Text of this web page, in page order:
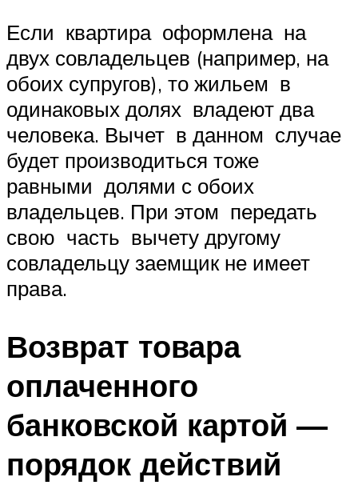
Если квартира оформлена на
двух совладельцев (например, на
обоих супругов), то жильем в
одинаковых долях владеют два
человека. Вычет в данном случае
будет производиться тоже
равными долями с обоих
владельцев. При этом передать
свою часть вычету другому
совладельцу заемщик не имеет
права.
Возврат товара
оплаченного
банковской картой —
порядок действий